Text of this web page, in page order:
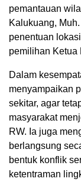
pemantauan
Kalukuang,
penentuan
pemilihan Ketua
Dalam
menyampaikan
sekitar, agar
masyarakat
RW. Ia juga
berlangsung
bentuk konflik
ketentraman